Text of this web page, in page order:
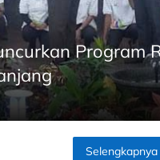
Program
Selengkapnya